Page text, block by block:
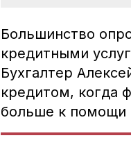
Большинство
кредитными
Бухгалтер
кредитом, когда
больше к помощи